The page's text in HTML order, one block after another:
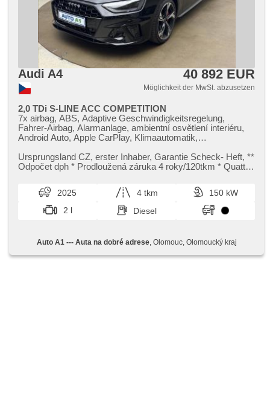
Audi A4 40 892 EUR
Möglichkeit der MwSt. abzusetzen
2,0 TDi S-LINE ACC COMPETITION
7x airbag, ABS, Adaptive Geschwindigkeitsregelung,
Fahrer-Airbag, Alarmanlage, ambientní osvětlení interiéru,
Android Auto, Apple CarPlay, Klimaautomatik,
Autoradio, Bluetooth, Brems-Assistent, Zentralverriegelung
mit Funkfernbedienung, Zentralverriegelung,
příjem rádia (DAB), digitální přístrojový štít, dojezdové
rezervní kolo, El. Seitenscheiben, El. Klappspiegel, el. tažné
zařízení, El. Deckel des Kofferraums, El. Spiegel,
elektronická ruční brzda, Uhr Spur, Blind Spot Anzeige,
Lenkrad einstellbar, Schaltflutlicht, Bordcomputer,
Fahrkamera, parkovací senzory přední, parkovací senzory
Ursprungsland CZ,​ erster Inhaber,​ Garantie Scheck​- Heft,​ ​*​*
Odpočet dph ​* Prodloužená záruka 4 roky/120tkm ​* Quattro
2025 4 tkm
150 kW
2 l
Diesel
Auto A1 --- Auta na dobré adrese, Olomouc, Olomoucký kraj